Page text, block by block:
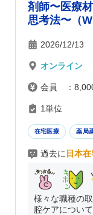
剤師〜医療
思考法〜（
2026/12/13
オンライン
会員 ：
1単位
在宅医療 薬局
過去に 日本
様々な職種の
腔ケアについ